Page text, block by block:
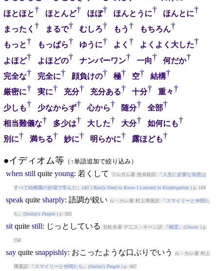
ほとほと† ほとんど† ほぼ† ほんとうに† ほんとに†
まったく † まるで† むしろ† もう† もちろん†
もっと† もっぱら† ゆうに† よく † よくよく大した†
よほど† よほどの† ナンバーワン† 一向† 何だか†
完全な† 完全に† 顔負けの† 極† 空† 結構†
厳密に† 実に† 充分† 充分ある† 十分† 重々†
少しも† 少なからず† 心から† 随分† 全部†
相当難儀な† 多少は† 大した† 大分† 如何にも†
別に† 満ちる† 妙に† 明らかに† 露ほども†
●イディオム等（ ↑単語追加で絞り込み）
when still quite young: 若くして フルガム著 池央耿訳 『 人生に必要な知恵は
すべて幼稚園の砂場で学んだ』(All I Really Need to Know I Learned in Kindergarten) p. 164
speak quite sharply: 語調が鋭い ル・カレ著 村上博基訳 『 スマイリーと仲間た
ち 』(Smiley's People) p. 301
sit quite still: じっとしている 北杜夫著 デニス・キーン訳 『 幽霊』(Ghosts) p.
158
say quite snappishly: おこったような口ぶりでいう ル・カレ著 村上
博基訳 『 スマイリーと仲間たち 』(Smiley's People) p. 467